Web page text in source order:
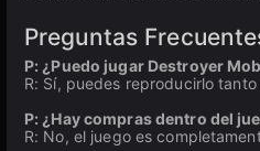
Preguntas
P: ¿Puedo jugar Destroyer
R: Sí, puedes reproducirlo
P: ¿Hay compras dentro del
R: No, el juego es